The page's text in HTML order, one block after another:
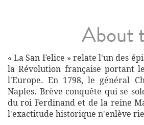
About
« La San Felice » relate l'un des
la Révolution française portant
l'Europe. En 1798, le général
Naples. Brève conquête qui se
du roi Ferdinand et de la reine
l'exactitude historique n'enlève